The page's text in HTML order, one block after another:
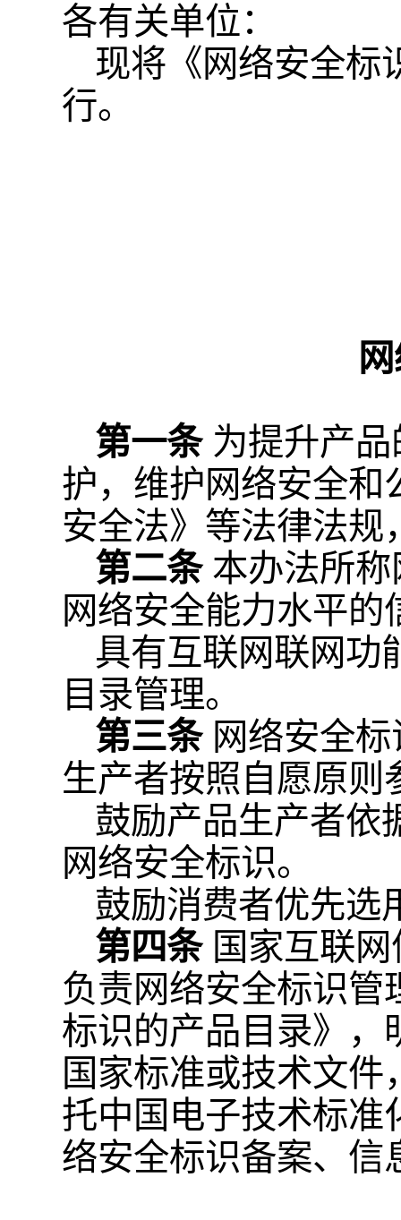
各有关单位：
现将《网络安全标
行。
第一条 为提升产
护，维护网络安全和
安全法》等法律法规
第二条 本办法所
网络安全能力水平的
具有互联网联网功
目录管理。
第三条 网络安全
生产者按照自愿原则
鼓励产品生产者依
网络安全标识。
鼓励消费者优先选
第四条 国家互联
负责网络安全标识管
标识的产品目录》，
国家标准或技术文
托中国电子技术标准
络安全标识备案、信